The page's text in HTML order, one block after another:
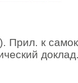
Прил. к